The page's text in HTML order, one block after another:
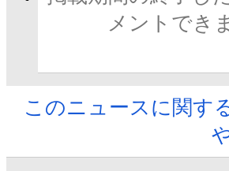
メントでき
このニュースに関す